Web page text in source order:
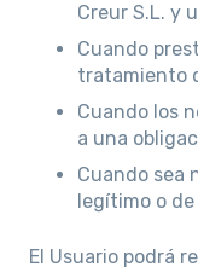
Creur S.L. y
Cuando
tratamiento
Cuando los
a una
Cuando sea
legítimo o
El Usuario podrá